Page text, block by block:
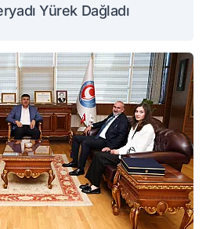
Yürek Dağladı